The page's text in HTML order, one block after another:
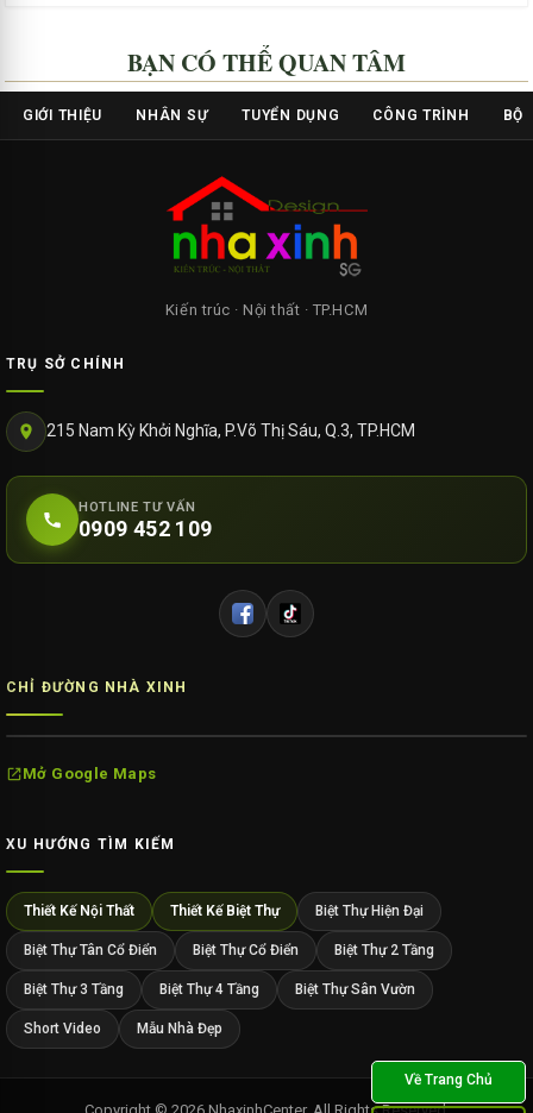
BẠN CÓ THỂ QUAN TÂM
GIỚI THIỆU NHÂN SỰ TUYỂN DỤNG CÔNG TRÌNH BỘ
Kiến trúc · Nội thất · TP.HCM
TRỤ SỞ CHÍNH
215 Nam Kỳ Khởi Nghĩa, P.Võ Thị Sáu, Q.3, TP.HCM
HOTLINE TƯ VẤN
0909 452 109
CHỈ ĐƯỜNG NHÀ XINH
Mở Google Maps
XU HƯỚNG TÌM KIẾM
Thiết Kế Nội Thất Thiết Kế Biệt Thự Biệt Thự Hiện Đại
Biệt Thự Tân Cổ Điển Biệt Thự Cổ Điển Biệt Thự 2 Tầng
Biệt Thự 3 Tầng Biệt Thự 4 Tầng Biệt Thự Sân Vườn
Short Video Mẫu Nhà Đẹp